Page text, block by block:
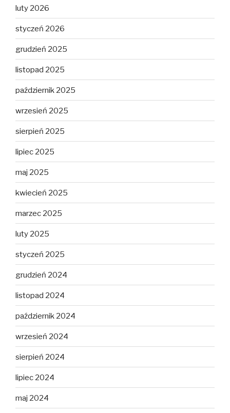
luty 2026
styczeń 2026
grudzień 2025
listopad 2025
październik 2025
wrzesień 2025
sierpień 2025
lipiec 2025
maj 2025
kwiecień 2025
marzec 2025
luty 2025
styczeń 2025
grudzień 2024
listopad 2024
październik 2024
wrzesień 2024
sierpień 2024
lipiec 2024
maj 2024